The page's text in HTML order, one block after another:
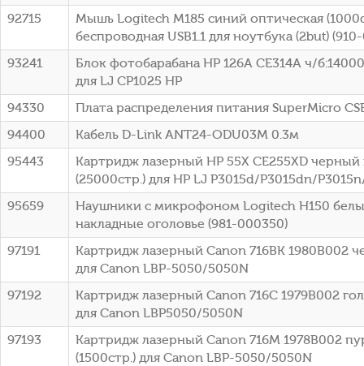
92715
Мышь Logitech M185 синий оптическая
беспроводная USB1.1 для ноутбука (2but)
93241
Блок фотобарабана HP 126A CE314A ч/
для LJ CP1025 HP
94330
Плата распределения питания SuperMicro
94400
Кабель D-Link ANT24-ODU03M 0.3м
95443
Картридж лазерный HP 55X CE255XD черный
(25000стр.) для HP LJ P3015d/P3015dn/
95659
Наушники с микрофоном Logitech H150
накладные оголовье (981-000350)
97191
Картридж лазерный Canon 716BK 1980B002
для Canon LBP-5050/5050N
97192
Картридж лазерный Canon 716C 1979B002
для Canon LBP5050/5050N
97193
Картридж лазерный Canon 716M 1978B002
(1500стр.) для Canon LBP-5050/5050N